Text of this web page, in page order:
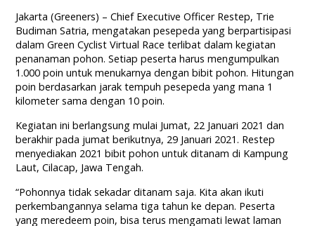
Jakarta (Greeners) – Chief Executive Officer Restep, Trie
Budiman Satria, mengatakan pesepeda yang berpartisipasi
dalam Green Cyclist Virtual Race terlibat dalam kegiatan
penanaman pohon. Setiap peserta harus mengumpulkan
1.000 poin untuk menukarnya dengan bibit pohon. Hitungan
poin berdasarkan jarak tempuh pesepeda yang mana 1
kilometer sama dengan 10 poin.
Kegiatan ini berlangsung mulai Jumat, 22 Januari 2021 dan
berakhir pada jumat berikutnya, 29 Januari 2021. Restep
menyediakan 2021 bibit pohon untuk ditanam di Kampung
Laut, Cilacap, Jawa Tengah.
“Pohonnya tidak sekadar ditanam saja. Kita akan ikuti
perkembangannya selama tiga tahun ke depan. Peserta
yang meredeem poin, bisa terus mengamati lewat laman